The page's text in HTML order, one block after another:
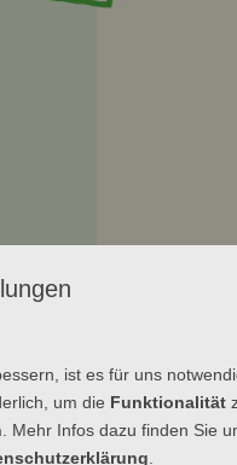
ist es für uns
um die Funktionalität
. Mehr Infos dazu finden Sie